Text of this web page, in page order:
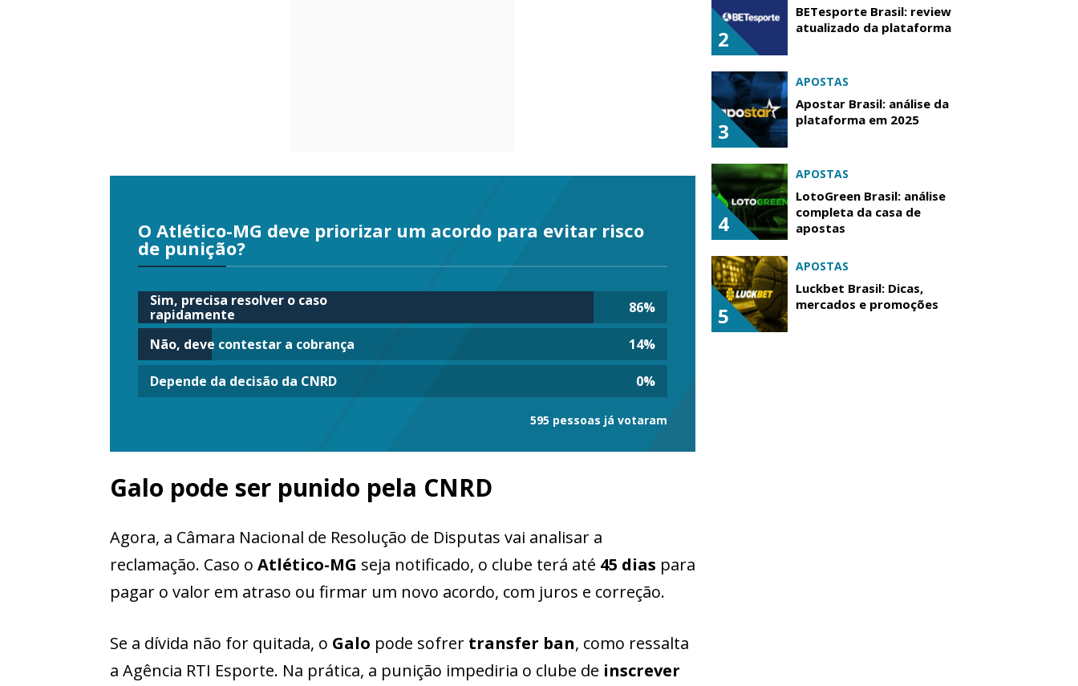
O Atlético-MG deve priorizar um acordo para evitar risco
de punição?
Sim, precisa resolver o caso
rapidamente
86%
Não, deve contestar a cobrança 14%
Depende da decisão da CNRD 0%
595 pessoas já votaram
Galo pode ser punido pela CNRD
Agora, a Câmara Nacional de Resolução de Disputas vai analisar a
reclamação. Caso o Atlético-MG seja notificado, o clube terá até 45 dias para
pagar o valor em atraso ou firmar um novo acordo, com juros e correção.
Se a dívida não for quitada, o Galo pode sofrer transfer ban, como ressalta
a Agência RTI Esporte. Na prática, a punição impediria o clube de inscrever
2
BETesporte Brasil: review
atualizado da plataforma
3
APOSTAS
Apostar Brasil: análise da
plataforma em 2025
4
APOSTAS
LotoGreen Brasil: análise
completa da casa de
apostas
5
APOSTAS
Luckbet Brasil: Dicas,
mercados e promoções